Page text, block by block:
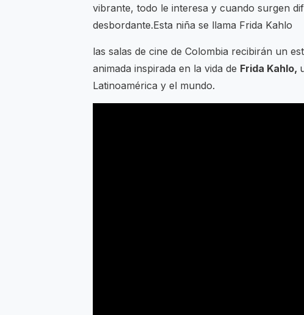
vibrante, todo le interesa y cuando surgen
desbordante.Esta niña se llama Frida Kahlo
las salas de cine de Colombia recibirán un
animada inspirada en la vida de Frida Kahlo,
Latinoamérica y el mundo.